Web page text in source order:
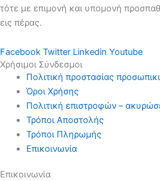
τότε με επιμονή και υπομονή
εις πέρας.
Facebook Twitter Linkedin Youtube
Χρήσιμοι Σύνδεσμοι
Πολιτική προστασίας
Όροι Χρήσης
Πολιτική επιστροφών –
Τρόποι Αποστολής
Τρόποι Πληρωμής
Επικοινωνία
Επικοινωνία